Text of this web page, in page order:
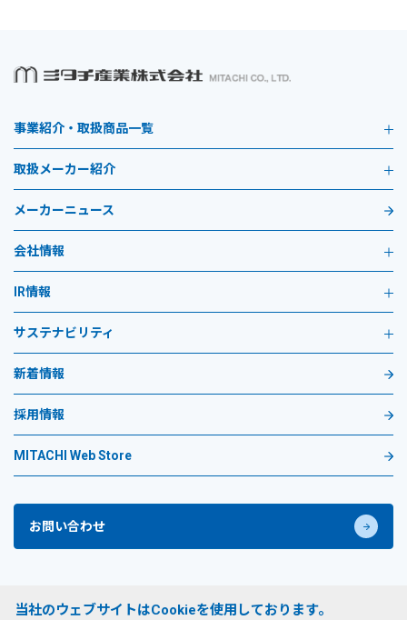
事業紹介・取扱商品一覧
取扱メーカー紹介
メーカーニュース
会社情報
IR情報
サステナビリティ
新着情報
採用情報
MITACHI Web Store
お問い合わせ
当社のウェブサイトはCookieを使用しております。